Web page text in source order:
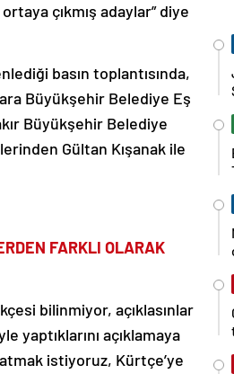
çıkmış adaylar” diye
basın toplantısında,
Büyükşehir Belediye Eş
Büyükşehir Belediye
Gültan Kışanak ile
FARKLI OLARAK
bilinmiyor, açıklasınlar
yaptıklarını açıklamaya
istiyoruz, Kürtçe’ye